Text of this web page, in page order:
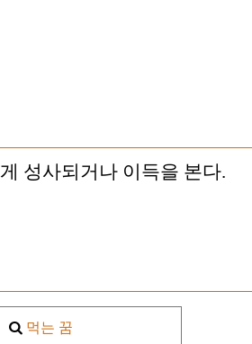
성사되거나 이득을 본다.
먹는 꿈